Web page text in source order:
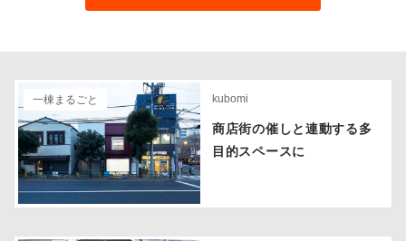
一棟まるごと kubomi
商店街の催しと連動する多
目的スペースに